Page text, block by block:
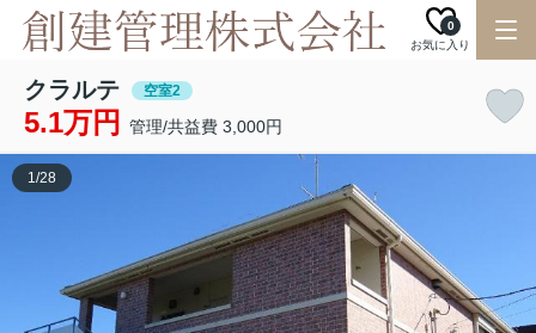
お気に入り
0
クラルテ 空室2
5.1万円 管理/共益費 3,000円
1/28